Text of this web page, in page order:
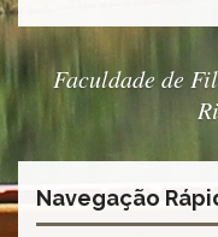
Estudar
Exterior
Editais
Eleições
Faculdade de
Navegação